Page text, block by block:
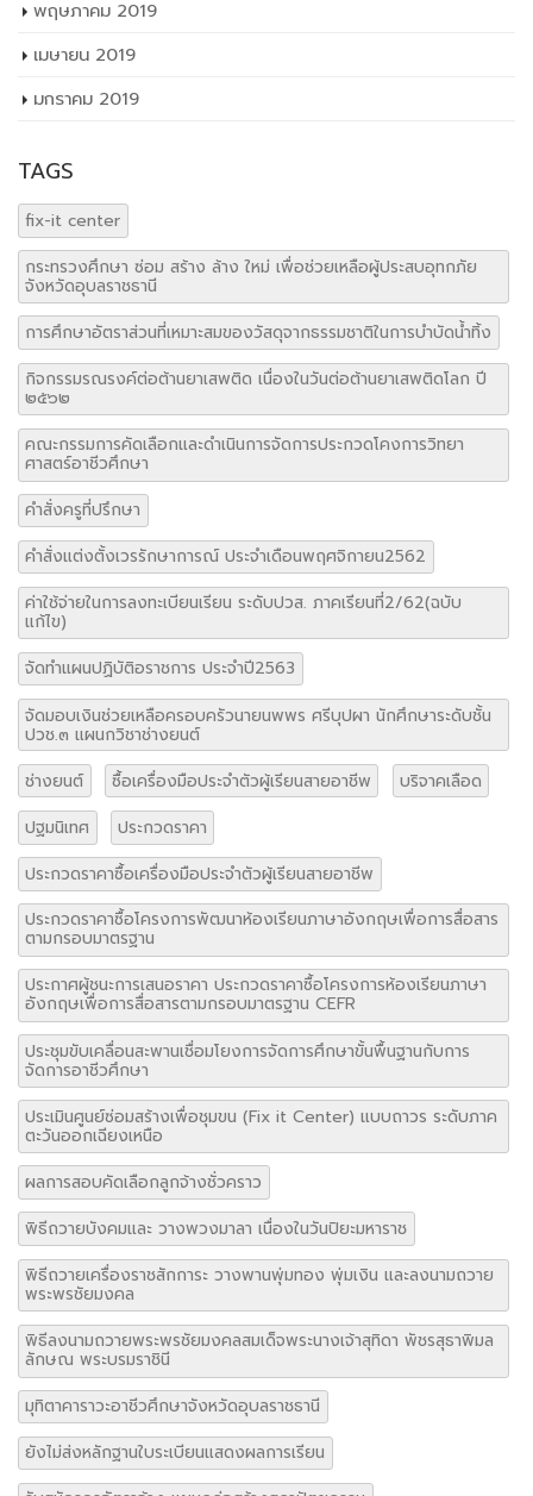
พฤษภาคม 2019
เมษายน 2019
มกราคม 2019
TAGS
fix-it center
กระทรวงศึกษา ซ่อม สร้าง ล้าง ใหม่ เพื่อช่วยเหลือผู้ประสบอุทกภัย
จังหวัดอุบลราชธานี
การศึกษาอัตราส่วนที่เหมาะสมของวัสดุจากธรรมชาติในการบำบัดน้ำทิ้ง
กิจกรรมรณรงค์ต่อต้านยาเสพติด เนื่องในวันต่อต้านยาเสพติดโลก ปี
๒๕๖๒
คณะกรรมการคัดเลือกและดำเนินการจัดการประกวดโคงการวิทยา
ศาสตร์อาชีวศึกษา
คำสั่งครูที่ปรึกษา
คำสั่งแต่งตั้งเวรรักษาการณ์ ประจำเดือนพฤศจิกายน2562
ค่าใช้จ่ายในการลงทะเบียนเรียน ระดับปวส. ภาคเรียนที่2/62(ฉบับ
แก้ไข)
จัดทำแผนปฏิบัติอราชการ ประจำปี2563
จัดมอบเงินช่วยเหลือครอบครัวนายนพพร ศรีบุปผา นักศึกษาระดับชั้น
ปวช.๓ แผนกวิชาช่างยนต์
ช่างยนต์
ซื้อเครื่องมือประจำตัวผู้เรียนสายอาชีพ
บริจาคเลือด
ปฐมนิเทศ
ประกวดราคา
ประกวดราคาซื้อเครื่องมือประจำตัวผู้เรียนสายอาชีพ
ประกวดราคาซื้อโครงการพัฒนาห้องเรียนภาษาอังกฤษเพื่อการสื่อสาร
ตามกรอบมาตรฐาน
ประกาศผู้ชนะการเสนอราคา ประกวดราคาซื้อโครงการห้องเรียนภาษา
อังกฤษเพื่อการสื่อสารตามกรอบมาตรฐาน CEFR
ประชุมขับเคลื่อนสะพานเชื่อมโยงการจัดการศึกษาขั้นพื้นฐานกับการ
จัดการอาชีวศึกษา
ประเมินศูนย์ซ่อมสร้างเพื่อชุมขน (Fix it Center) แบบถาวร ระดับภาค
ตะวันออกเฉียงเหนือ
ผลการสอบคัดเลือกลูกจ้างชั่วคราว
พิธีถวายบังคมและ วางพวงมาลา เนื่องในวันปิยะมหาราช
พิธีถวายเครื่องราชสักการะ วางพานพุ่มทอง พุ่มเงิน และลงนามถวาย
พระพรชัยมงคล
พิธีลงนามถวายพระพรชัยมงคลสมเด็จพระนางเจ้าสุทิดา พัชรสุธาพิมล
ลักษณ พระบรมราชินี
มุทิตาคาราวะอาชีวศึกษาจังหวัดอุบลราชธานี
ยังไม่ส่งหลักฐานใบระเบียนแสดงผลการเรียน